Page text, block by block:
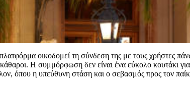
οικοδομεί τη σύνδεση της με τους χρήστες
Η συμμόρφωση δεν είναι ένα εύκολο κουτάκι
όπου η υπεύθυνη στάση και ο σεβασμός προς τον